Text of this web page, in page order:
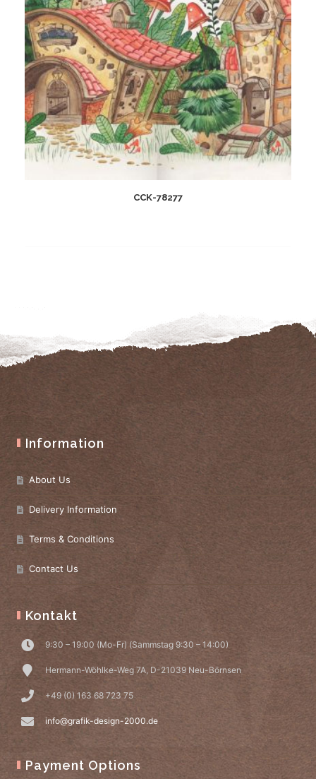
CCK-78277
Information
About Us
Delivery Information
Terms & Conditions
Contact Us
Kontakt
9:30 – 19:00 (Mo-Fr) (Sammstag 9:30 – 14:00)
Hermann-Wöhlke-Weg 7A, D-21039 Neu-Börnsen
+49 (0) 163 68 723 75
info@grafik-design-2000.de
Payment Options